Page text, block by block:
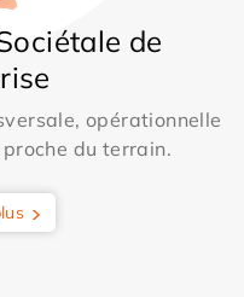
de
opérationnelle
du terrain.